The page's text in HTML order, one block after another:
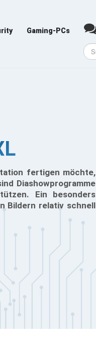
Gaming-PCs
fertigen möchte,
Diashowprogramme
Ein besonders
Bildern relativ schnell